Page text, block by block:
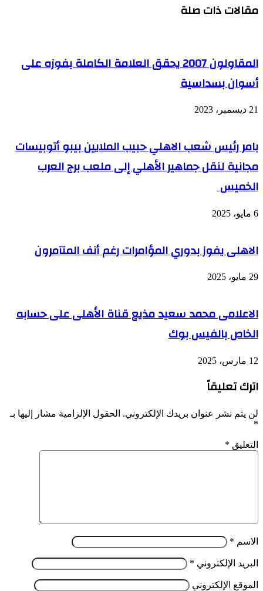
مقالات ذات صلة
المقاولون 2007 يحقق العلامة الكاملة بفوزه على
أسوان بسداسية
21 ديسمبر، 2023
بامر رئيس شعب الاهلي حبيب الملايين بيبو أتوبيسات
مجانية لنقل جماهير الأهلي إلى ملعب برج العرب
الخميس
6 مايو، 2025
الاهلى يفوز بدوري المؤامرات رغم أنف المتآمرون
29 مايو، 2025
الاعلامى محمد سعيد مذيع قناة الأهلى على حسابه
الخاص بالفيس بوك
12 مارس، 2025
اترك تعليقاً
لن يتم نشر عنوان بريدك الإلكتروني. الحقول الإلزامية مشار إليها بـ
*
التعليق *
الاسم *
البريد الإلكتروني *
الموقع الإلكتروني